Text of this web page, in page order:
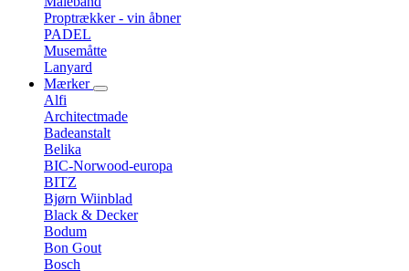
Proptrækker - vin åbner
PADEL
Musemåtte
Lanyard
Mærker
Alfi
Architectmade
Badeanstalt
Belika
BIC-Norwood-europa
BITZ
Bjørn Wiinblad
Black & Decker
Bodum
Bon Gout
Bosch